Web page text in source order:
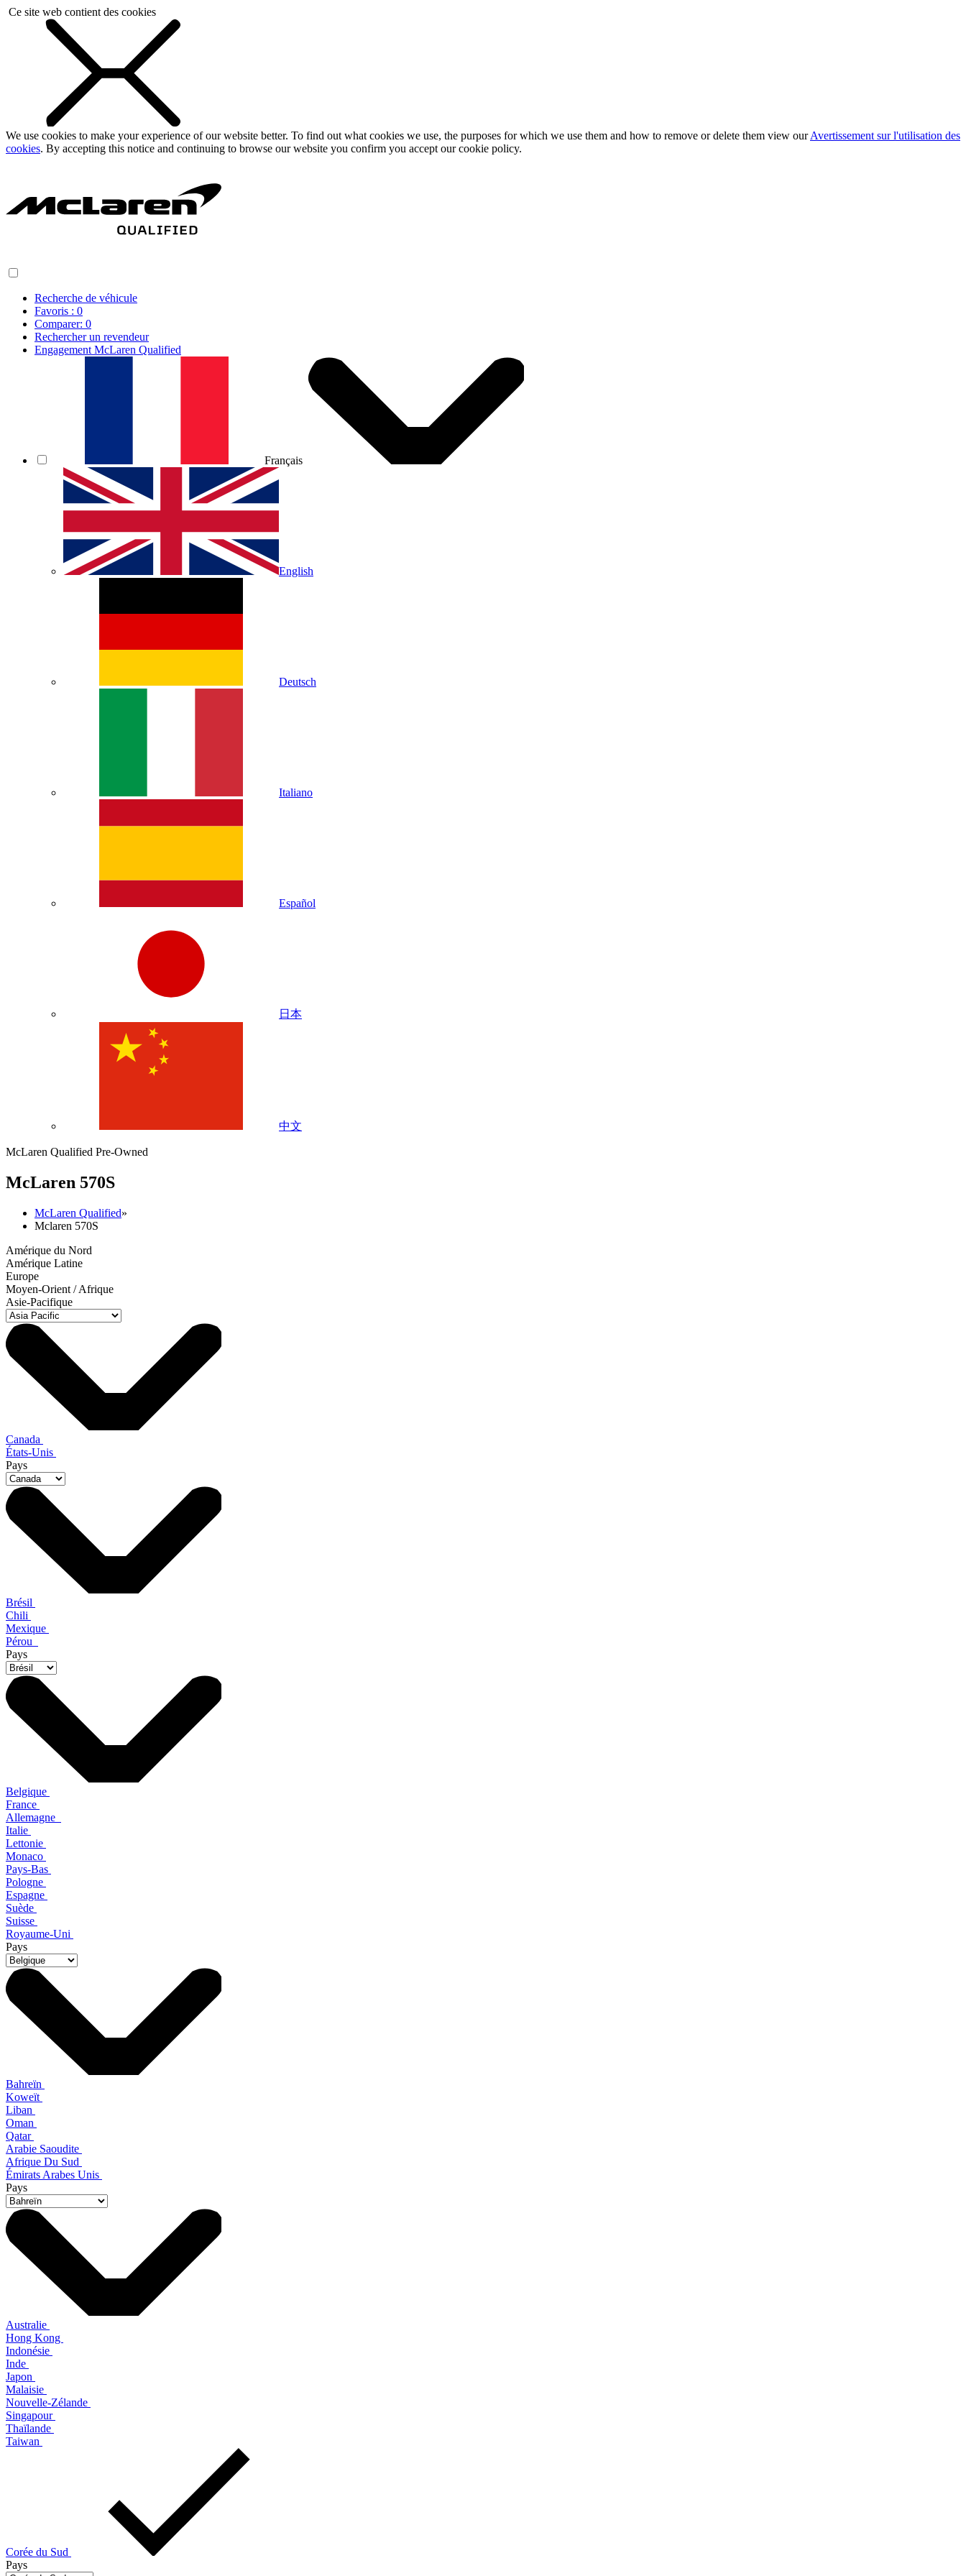
Ce site web contient des cookies
We use cookies to make your experience of our website better. To find out what cookies we use, the purposes for which we use them and how to remove or delete them view ourAvertissement sur l'utilisation des
cookies. By accepting this notice and continuing to browse our website you confirm you accept our cookie policy.
Recherche de véhicule
Favoris : 0
Comparer: 0
Rechercher un revendeur
Engagement McLaren Qualified
Français
English
Deutsch
Italiano
Español
日本
中文
McLaren Qualified Pre-Owned
McLaren 570S
McLaren Qualified»
Mclaren 570S
Amérique du Nord
Amérique Latine
Europe
Moyen-Orient / Afrique
Asie-Pacifique
Canada
États-Unis
Pays
Brésil
Chili
Mexique
Pérou
Pays
Belgique
France
Allemagne
Italie
Lettonie
Monaco
Pays-Bas
Pologne
Espagne
Suède
Suisse
Royaume-Uni
Pays
Bahreïn
Koweït
Liban
Oman
Qatar
Arabie Saoudite
Afrique Du Sud
Émirats Arabes Unis
Pays
Australie
Hong Kong
Indonésie
Inde
Japon
Malaisie
Nouvelle-Zélande
Singapour
Thaïlande
Taiwan
Corée du Sud
Pays